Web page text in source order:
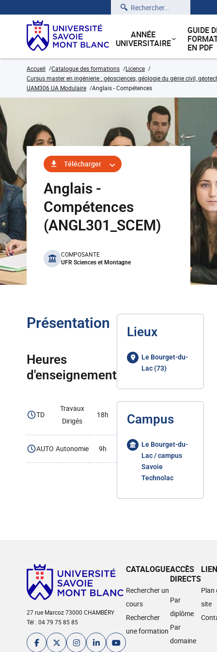
Rechercher
ANNÉE
UNIVERSITAIRE
GUIDE
EN PDF
Accueil Catalogue des formations
Licence
Cursus master en ingénierie : géosciences, géologie du génie civil,
UAM306 UA Modulaire
Anglais - Compétences
Télécharger
Anglais -
Compétences
(ANGL301_SCEM)
benefits
COMPOSANTE
UFR Sciences et Montagne
Présentation
Heures
d'enseignement
TD
Travaux
Dirigés
18h
AUTO Autonomie 9h
Lieux
Le Bourget-du-
Lac (73)
Campus
Le Bourget-du-
Lac / campus
Savoie
Technolac
27 rue Marcoz 73000 CHAMBÉRY
Tél : 04 79 75 85 85
CATALOGUE
Rechercher un
cours
Rechercher
une formation
ACCÈS
DIRECTS
Par
diplôme
Par
domaine
Plan
site